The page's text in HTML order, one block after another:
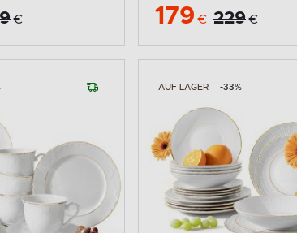
€ 179 € 229 €
AUF LAGER -33%